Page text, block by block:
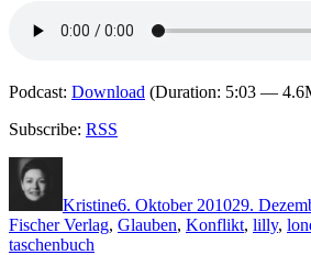
Podcast: Download (Duration: 5:03 —
Subscribe: RSS
Kristine6. Oktober 201029.
Fischer Verlag, Glauben, Konflikt, lilly,
taschenbuch